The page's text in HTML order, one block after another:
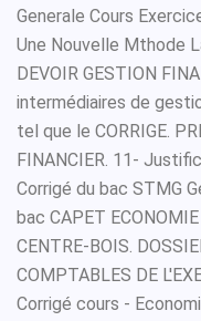
Generale Cours
Une Nouvelle Mthode
DEVOIR GESTION
intermédiaires de
tel que le CORRIGE.
FINANCIER. 11-
Corrigé du bac STMG
bac CAPET
CENTRE-BOIS.
COMPTABLES DE
Corrigé cours -